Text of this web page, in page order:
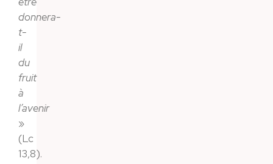
donnera-
t-
il
du
fruit
à
l’avenir
»
(Lc
13,8).